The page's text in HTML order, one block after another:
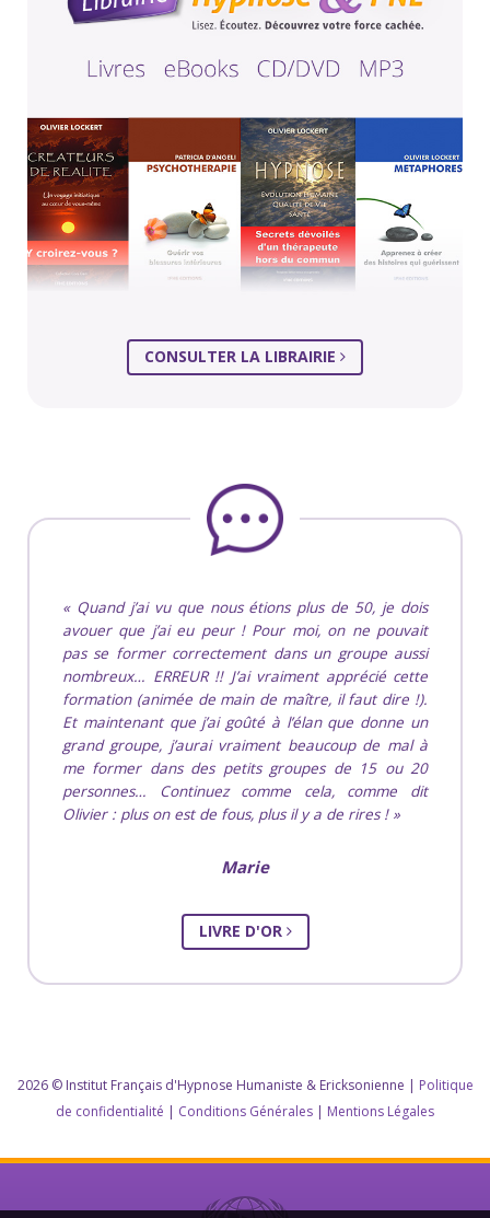
CONSULTER LA LIBRAIRIE
Quand j’ai vu que nous étions plus de 50, je dois
avouer que j’ai eu peur ! Pour moi, on ne pouvait
pas se former correctement dans un groupe aussi
nombreux… ERREUR !! J’ai vraiment apprécié cette
formation (animée de main de maître, il faut dire !).
Et maintenant que j’ai goûté à l’élan que donne un
grand groupe, j’aurai vraiment beaucoup de mal à
me former dans des petits groupes de 15 ou 20
personnes… Continuez comme cela, comme dit
Olivier : plus on est de fous, plus il y a de rires !
Marie
LIVRE D'OR
2026 © Institut Français d'Hypnose Humaniste & Ericksonienne | Politique
de confidentialité | Conditions Générales | Mentions Légales